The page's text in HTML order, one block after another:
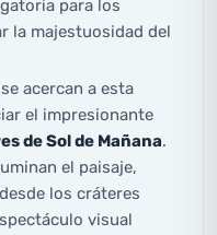
para los
la majestuosidad del
acercan a esta
el impresionante
de Sol de Mañana.
el paisaje,
los cráteres
visual